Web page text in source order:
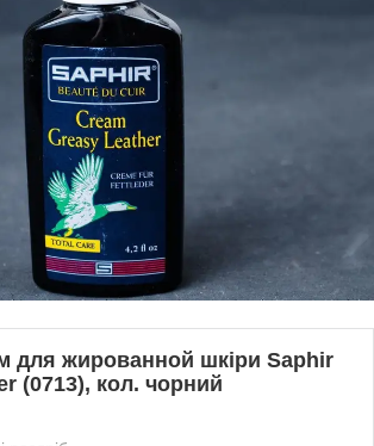
для жированной шкіри Saphir
(0713), кол. чорний